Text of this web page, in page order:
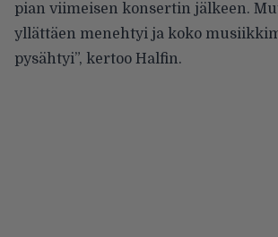
pian viimeisen konsertin jälkeen.
yllättäen menehtyi ja koko
pysähtyi”, kertoo Halfin.